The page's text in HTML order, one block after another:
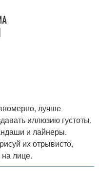
лучше
иллюзию густоты.
и лайнеры.
их отрывисто,
лице.